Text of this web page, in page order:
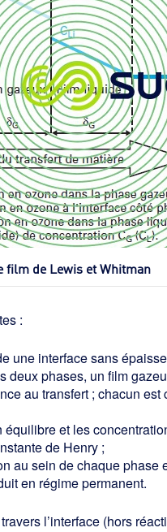
film de Lewis et Whitman
:
une interface sans
deux phases, un film
au transfert ; chacun
et les
de Henry ;
au sein de chaque phase
en régime permanent.
l’interface (hors